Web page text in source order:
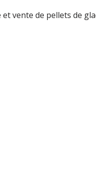
vente de pellets de